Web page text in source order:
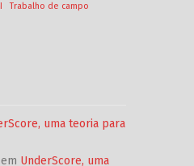
Trabalho de campo
uma teoria para
em UnderScore, uma